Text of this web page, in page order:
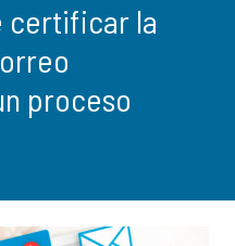
certificar la
proceso